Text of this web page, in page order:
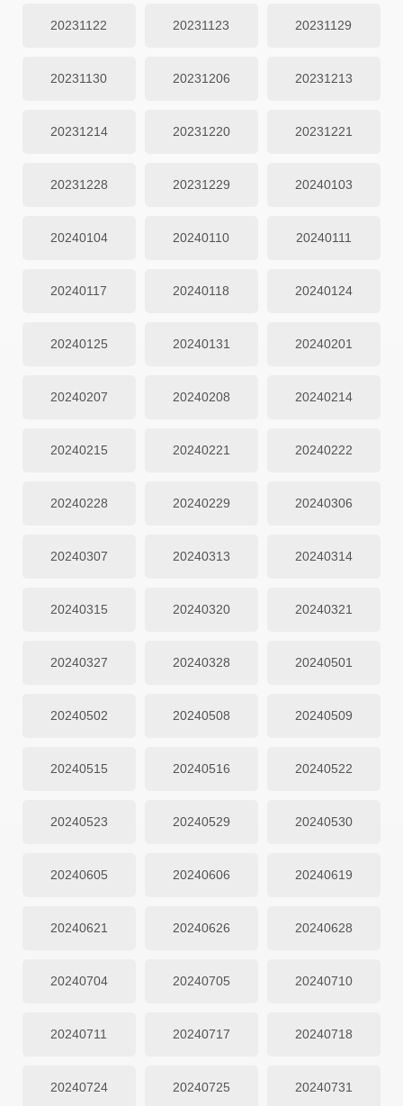
20231122 20231123 20231129
20231130 20231206 20231213
20231214 20231220 20231221
20231228 20231229 20240103
20240104 20240110 20240111
20240117 20240118 20240124
20240125 20240131 20240201
20240207 20240208 20240214
20240215 20240221 20240222
20240228 20240229 20240306
20240307 20240313 20240314
20240315 20240320 20240321
20240327 20240328 20240501
20240502 20240508 20240509
20240515 20240516 20240522
20240523 20240529 20240530
20240605 20240606 20240619
20240621 20240626 20240628
20240704 20240705 20240710
20240711 20240717 20240718
20240724 20240725 20240731